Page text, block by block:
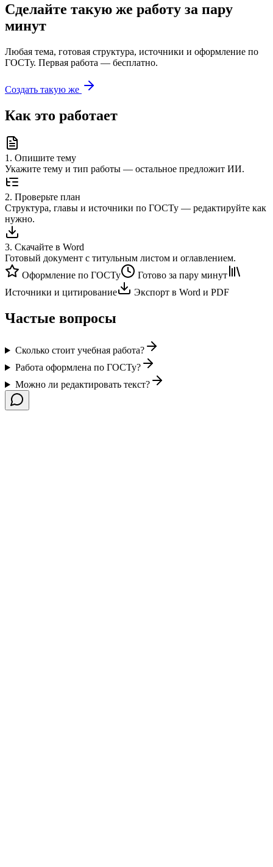
Сделайте такую же работу за пару
минут
Любая тема, готовая структура, источники и оформление по
ГОСТу. Первая работа — бесплатно.
Создать такую же
Как это работает
1. Опишите тему
Укажите тему и тип работы — остальное предложит ИИ.
2. Проверьте план
Структура, главы и источники по ГОСТу — редактируйте как
нужно.
3. Скачайте в Word
Готовый документ с титульным листом и оглавлением.
Оформление по ГОСТу
Готово за пару минут
Источники и цитирование
Экспорт в Word и PDF
Частые вопросы
Сколько стоит учебная работа?
Работа оформлена по ГОСТу?
Можно ли редактировать текст?